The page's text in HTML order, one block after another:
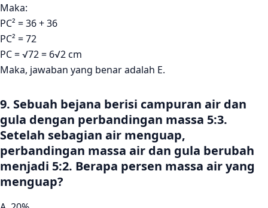
Maka:
PC² = 36 + 36
PC² = 72
PC = √72 = 6√2 cm
Maka, jawaban yang benar adalah E.
9. Sebuah bejana berisi campuran air dan
gula dengan perbandingan massa 5:3.
Setelah sebagian air menguap,
perbandingan massa air dan gula berubah
menjadi 5:2. Berapa persen massa air yang
menguap?